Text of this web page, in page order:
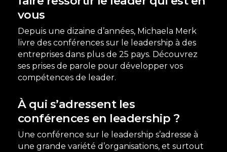
vous
Depuis une dizaine d’années, Michaela Merk
livre des conférences sur le leadership à des
entreprises dans plus de 25 pays. Découvrez
ses prises de parole pour développer vos
compétences de leader.
À qui s’adressent les
conférences en leadership ?
Une conférence sur le leadership s’adresse à
une grande variété d’organisations, et surtout